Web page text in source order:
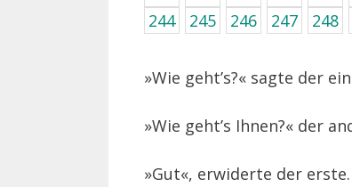
244
245 246 247 248
»Wie geht’s?« sagte der
»Wie geht’s Ihnen?« der
»Gut«, erwiderte der